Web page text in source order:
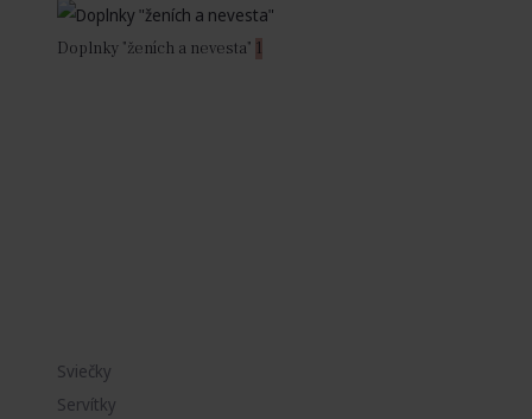
Doplnky "ženích a nevesta" 1
Sviečky
Servítky